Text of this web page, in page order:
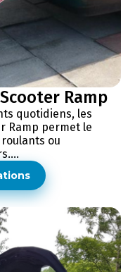
Ramp
quotidiens, les
Ramp permet le
ou